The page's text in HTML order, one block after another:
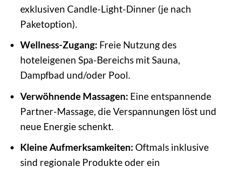
exklusiven Candle-Light-Dinner (je nach
Paketoption).
Wellness-Zugang: Freie Nutzung des
hoteleigenen Spa-Bereichs mit Sauna,
Dampfbad und/oder Pool.
Verwöhnende Massagen: Eine entspannende
Partner-Massage, die Verspannungen löst und
neue Energie schenkt.
Kleine Aufmerksamkeiten: Oftmals inklusive
sind regionale Produkte oder ein